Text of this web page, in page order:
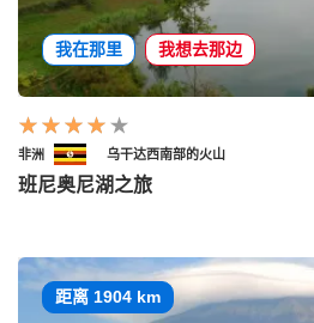
我在那里 我想去那边
非洲 乌干达西南部的火山
班尼奥尼湖之旅
距离 1904 km